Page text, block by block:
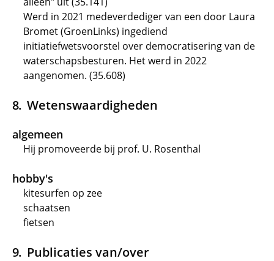
Werd in 2021 medeverdediger van een door Laura
Bromet (GroenLinks) ingediend
initiatiefwetsvoorstel over democratisering van de
waterschapsbesturen. Het werd in 2022
aangenomen. (35.608)
Wetenswaardigheden
algemeen
Hij promoveerde bij prof. U. Rosenthal
hobby's
kitesurfen op zee
schaatsen
fietsen
Publicaties van/over